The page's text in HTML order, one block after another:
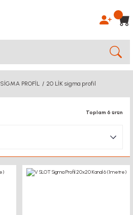
SİGMA PROFİL 20 LİK sigma profil
Toplam 6 ürün